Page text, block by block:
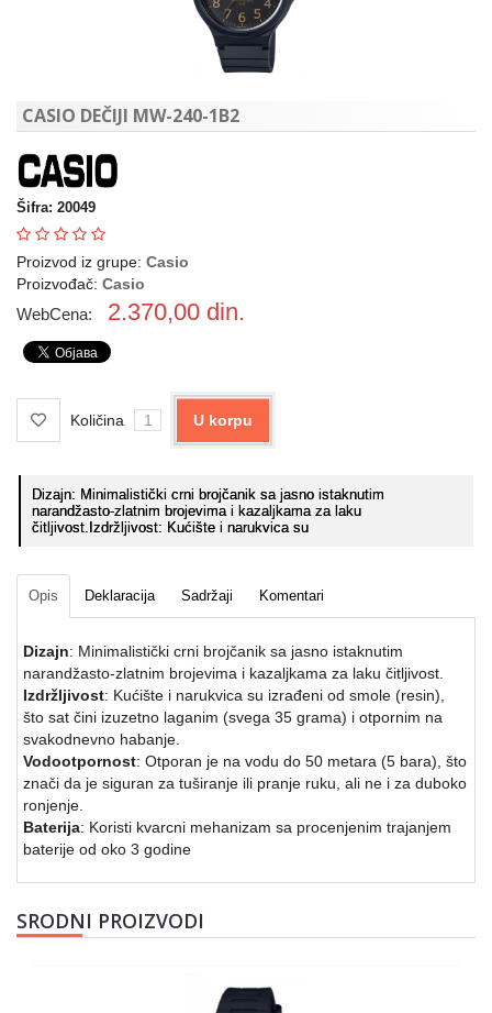
CASIO DEČIJI MW-240-1B2
Šifra: 20049
Proizvod iz grupe: Casio
Proizvođač: Casio
WebCena: 2.370,00 din.
Količina U korpu
Dizajn: Minimalistički crni brojčanik sa jasno istaknutim
narandžasto-zlatnim brojevima i kazaljkama za laku
čitljivost.Izdržljivost: Kućište i narukvica su
Opis Deklaracija Sadržaji Komentari
Dizajn: Minimalistički crni brojčanik sa jasno istaknutim
narandžasto-zlatnim brojevima i kazaljkama za laku čitljivost.
Izdržljivost: Kućište i narukvica su izrađeni od smole (resin),
što sat čini izuzetno laganim (svega 35 grama) i otpornim na
svakodnevno habanje.
Vodootpornost: Otporan je na vodu do 50 metara (5 bara), što
znači da je siguran za tuširanje ili pranje ruku, ali ne i za duboko
ronjenje.
Baterija: Koristi kvarcni mehanizam sa procenjenim trajanjem
baterije od oko 3 godine
SRODNI PROIZVODI